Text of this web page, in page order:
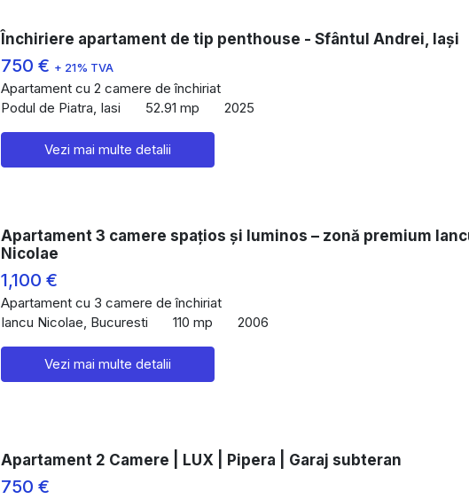
Închiriere apartament de tip penthouse - Sfântul Andrei, Iași
750 € + 21% TVA
Apartament cu 2 camere de închiriat
Podul de Piatra, Iasi
52.91 mp 2025
Vezi mai multe detalii
Apartament 3 camere spațios și luminos – zonă premium
Nicolae
1,100 €
Apartament cu 3 camere de închiriat
Iancu Nicolae, Bucuresti
110 mp 2006
Vezi mai multe detalii
Apartament 2 Camere | LUX | Pipera | Garaj subteran
750 €